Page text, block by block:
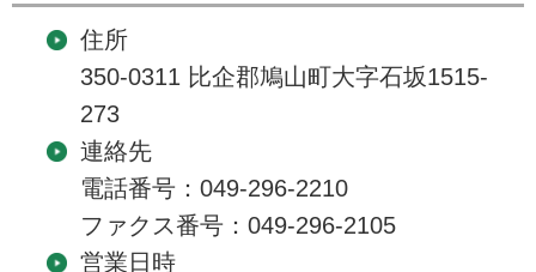
住所
350-0311 比企郡鳩山町大字石坂1515-
273
連絡先
電話番号：049-296-2210
ファクス番号：049-296-2105
営業日時